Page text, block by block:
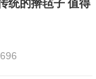
统的擀毡子 值得